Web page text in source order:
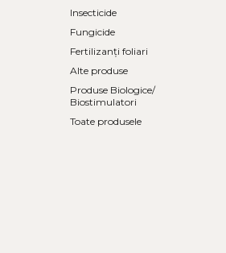
Insecticide
Fungicide
Fertilizanți foliari
Alte produse
Produse Biologice/
Biostimulatori
Toate produsele